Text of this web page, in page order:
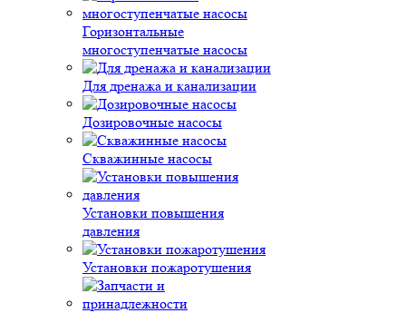
Горизонтальные
многоступенчатые насосы
Для дренажа и канализации
Дозировочные насосы
Скважинные насосы
Установки повышения
давления
Установки пожаротушения